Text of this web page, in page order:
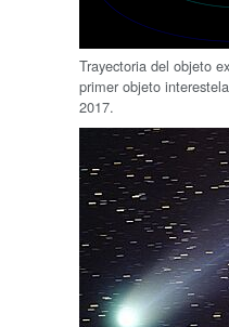
Trayectoria del objeto
primer objeto
2017.